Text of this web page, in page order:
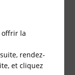
offrir la
rendez-
et cliquez